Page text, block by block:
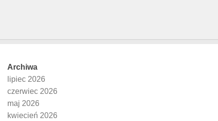
Archiwa
lipiec 2026
czerwiec 2026
maj 2026
kwiecień 2026